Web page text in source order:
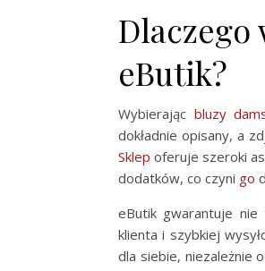
eButik?
Wybierając bluzy
dokładnie opisany, a
Sklep oferuje szeroki
dodatków, co czyni go
eButik gwarantuje
klienta i szybkiej
dla siebie, niezależnie